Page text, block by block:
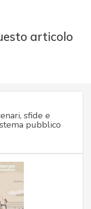
articolo
sfide e
pubblico